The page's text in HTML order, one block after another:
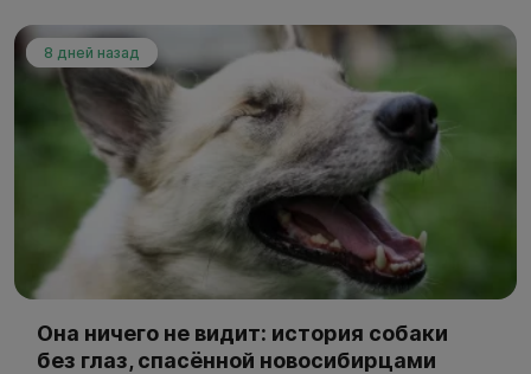
8 дней назад
Она ничего не видит: история собаки
без глаз, спасённой новосибирцами